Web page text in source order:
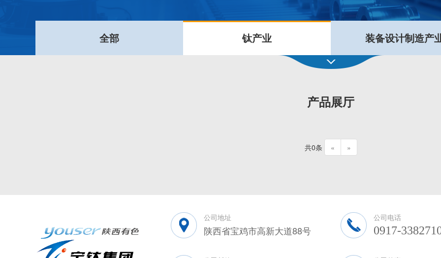
全部 钛产业 装备设计制造产
产品展厅
共0条 « »
公司地址
陕西省宝鸡市高新大道88号
公司电话
0917-